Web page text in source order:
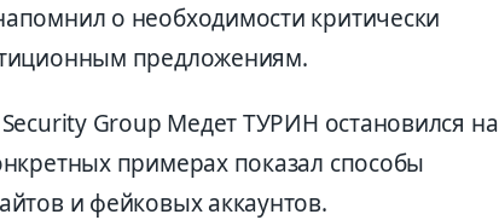
о необходимости критически
предложениям.
Group Медет ТУРИН остановился на
примерах показал способы
и фейковых аккаунтов.